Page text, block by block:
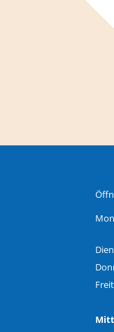
Familienzentrum Wabern